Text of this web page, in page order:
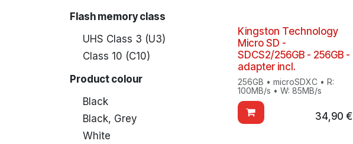
Flash memory class
UHS Class 3 (U3)
Class 10 (C10)
Product colour
Black
Black, Grey
White
Kingston Technology
Micro SD -
SDCS2/256GB - 256GB -
adapter incl.
256GB • microSDXC • R:
100MB/s • W: 85MB/s
34,90 €